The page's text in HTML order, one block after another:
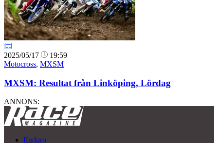
2025/05/17
19:59
Motocross, MXSM
MXSM: Resultat från Linköping, Lördag
ANNONS:
Enduro